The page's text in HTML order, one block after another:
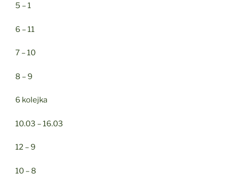
5 – 1
6 – 11
7 – 10
8 – 9
6 kolejka
10.03 – 16.03
12 – 9
10 – 8